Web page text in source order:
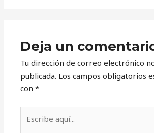
Deja un
Tu dirección de correo electrónico
publicada. Los campos obligatorios
con*
aquí...